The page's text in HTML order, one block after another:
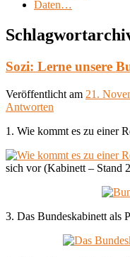
Daten…
Sozi: Lerne unsere
Veröffentlicht am 21.
Antworten
1. Wie kommt es zu einer
sich vor (Kabinett – Stand
3. Das Bundeskabinett als